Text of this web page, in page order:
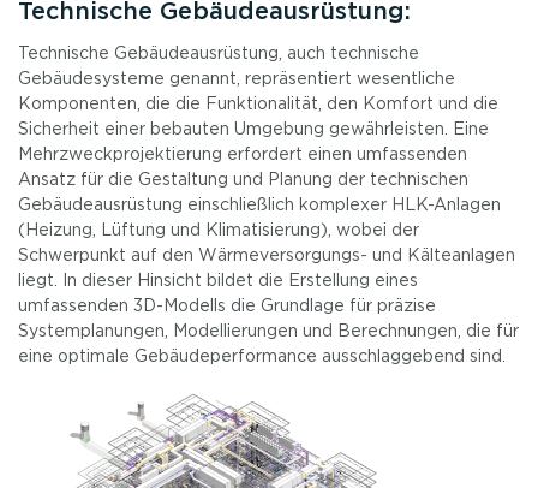
Technische Gebäudeausrüstung:
Technische Gebäudeausrüstung, auch technische
Gebäudesysteme genannt, repräsentiert wesentliche
Komponenten, die die Funktionalität, den Komfort und die
Sicherheit einer bebauten Umgebung gewährleisten. Eine
Mehrzweckprojektierung erfordert einen umfassenden
Ansatz für die Gestaltung und Planung der technischen
Gebäudeausrüstung einschließlich komplexer HLK-Anlagen
(Heizung, Lüftung und Klimatisierung), wobei der
Schwerpunkt auf den Wärmeversorgungs- und Kälteanlagen
liegt. In dieser Hinsicht bildet die Erstellung eines
umfassenden 3D-Modells die Grundlage für präzise
Systemplanungen, Modellierungen und Berechnungen, die für
eine optimale Gebäudeperformance ausschlaggebend sind.